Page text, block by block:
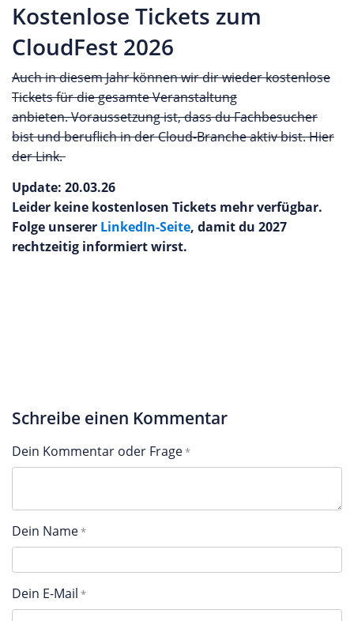
Kostenlose Tickets zum
CloudFest 2026
Auch in diesem Jahr können wir dir wieder kostenlose
Tickets für die gesamte Veranstaltung
anbieten. Voraussetzung ist, dass du Fachbesucher
bist und beruflich in der Cloud-Branche aktiv bist. Hier
der Link.
Update: 20.03.26
Leider keine kostenlosen Tickets mehr verfügbar.
Folge unserer LinkedIn-Seite, damit du 2027
rechtzeitig informiert wirst.
Schreibe einen Kommentar
Dein Kommentar oder Frage
Dein Name
Dein E-Mail